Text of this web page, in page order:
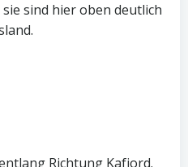
sind hier oben deutlich
Richtung Kafjord.